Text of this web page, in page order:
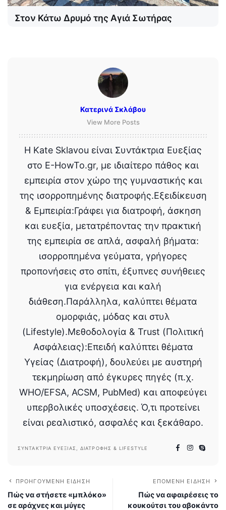
Στον Κάτω Δρυμό της Αγιά Σωτήρας
Κατερινά Σκλάβου
View More Posts
Η Kate Sklavou είναι Συντάκτρια Ευεξίας
στο E-HowTo.gr, με ιδιαίτερο πάθος και
εμπειρία στον χώρο της γυμναστικής και
της ισορροπημένης διατροφής.Εξειδίκευση
& Εμπειρία:Γράφει για διατροφή, άσκηση
και ευεξία, μετατρέποντας την πρακτική
της εμπειρία σε απλά, ασφαλή βήματα:
ισορροπημένα γεύματα, γρήγορες
προπονήσεις στο σπίτι, έξυπνες συνήθειες
για ενέργεια και καλή
διάθεση.Παράλληλα, καλύπτει θέματα
ομορφιάς, μόδας και στυλ
(Lifestyle).Μεθοδολογία & Trust (Πολιτική
Ασφάλειας):Επειδή καλύπτει θέματα
Υγείας (Διατροφή), δουλεύει με αυστηρή
τεκμηρίωση από έγκυρες πηγές (π.χ.
WHO/EFSA, ACSM, PubMed) και αποφεύγει
υπερβολικές υποσχέσεις. Ό,τι προτείνει
είναι ρεαλιστικό, ασφαλές και ξεκάθαρο.
ΣΥΝΤΆΚΤΡΙΑ ΕΥΕΞΊΑΣ, ΔΙΑΤΡΟΦΉΣ & LIFESTYLE
ΠΡΟΗΓΟΎΜΕΝΗ ΕΊΔΗΣΗ
Πώς να στήσετε «μπλόκο»
σε αράχνες και μύγες
ΕΠΌΜΕΝΗ ΕΊΔΗΣΗ
Πώς να αφαιρέσεις το
κουκούτσι του αβοκάντο